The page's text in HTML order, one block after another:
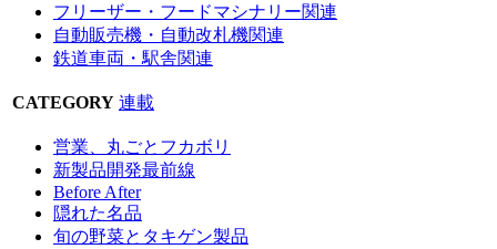
フリーザー・フードマシナリー関連
自動販売機・自動改札機関連
鉄道車両・駅舎関連
CATEGORY 連載
営業、丸ごとフカボリ
新製品開発最前線
Before After
隠れた名品
旬の野菜とタキゲン製品